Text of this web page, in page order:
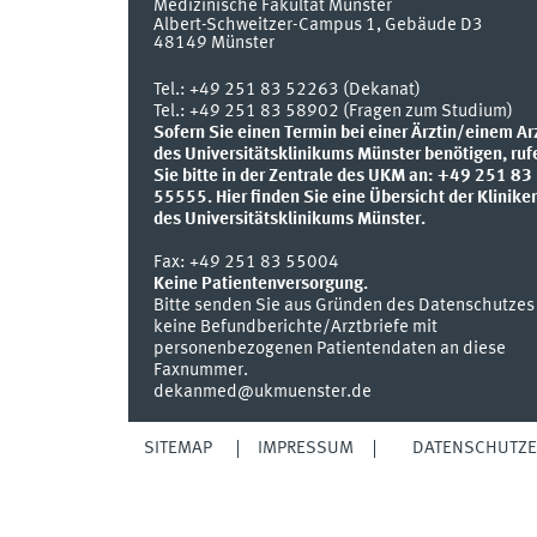
Medizinische Fakultät Münster
Albert-Schweitzer-Campus 1, Gebäude D3
48149 Münster
Tel.: +49 251 83 52263 (Dekanat)
Tel.: +49 251 83 58902 (Fragen zum Studium)
Sofern Sie einen Termin bei einer Ärztin/einem
des Universitätsklinikums Münster benötigen,
Sie bitte in der Zentrale des UKM an: +49 251 83
55555. Hier finden Sie eine Übersicht der
des Universitätsklinikums Münster.
Fax: +49 251 83 55004
Keine Patientenversorgung.
Bitte senden Sie aus Gründen des Datenschutzes
keine Befundberichte/Arztbriefe mit
personenbezogenen Patientendaten an diese
Faxnummer.
dekanmed@ukmuenster.de
SITEMAP IMPRESSUM